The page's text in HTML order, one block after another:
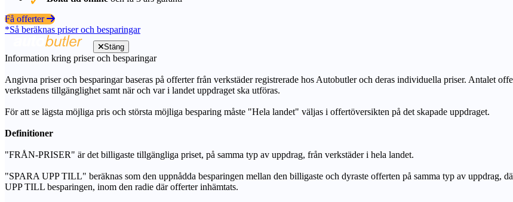
Få offerter
*Så beräknas priser och besparingar
Stäng
Information kring priser och besparingar
Angivna priser och besparingar baseras på offerter från verkstäder registrerade hos Autobutler och deras individuella priser. Antalet
verkstadens tillgänglighet samt när och var i landet uppdraget ska utföras.
För att se lägsta möjliga pris och största möjliga besparing måste "Hela landet" väljas i offertöversikten på det skapade uppdraget.
Definitioner
"FRÅN-PRISER" är det billigaste tillgängliga priset, på samma typ av uppdrag, från verkstäder i hela landet.
"SPARA UPP TILL" beräknas som den uppnådda besparingen mellan den billigaste och dyraste offerten på samma typ av uppdrag,
UPP TILL besparingen, inom den radie där offerter inhämtats.